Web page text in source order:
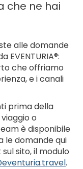
che ne hai
alle domande
EVENTURIA®:
che offriamo
e i canali
prima della
o
è disponibile
le domande qui
sito, il modulo
.